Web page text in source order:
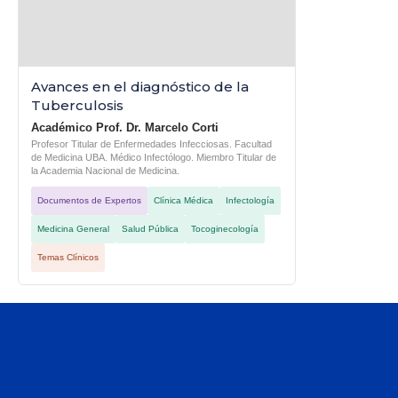
Avances en el diagnóstico de la
Tuberculosis
Académico Prof. Dr. Marcelo Corti
Profesor Titular de Enfermedades Infecciosas. Facultad
de Medicina UBA. Médico Infectólogo. Miembro Titular de
la Academia Nacional de Medicina.
Documentos de Expertos Clínica Médica Infectología
Medicina General Salud Pública Tocoginecología
Temas Clínicos